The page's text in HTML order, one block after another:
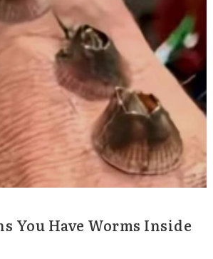
You Have Worms Inside